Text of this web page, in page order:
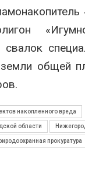
свалок
земли общей
накопленного вреда
области
прокуратура